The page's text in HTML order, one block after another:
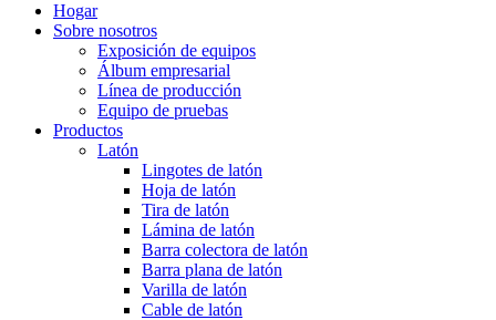
Hogar
Sobre nosotros
Exposición de equipos
Álbum empresarial
Línea de producción
Equipo de pruebas
Productos
Latón
Lingotes de latón
Hoja de latón
Tira de latón
Lámina de latón
Barra colectora de latón
Barra plana de latón
Varilla de latón
Cable de latón